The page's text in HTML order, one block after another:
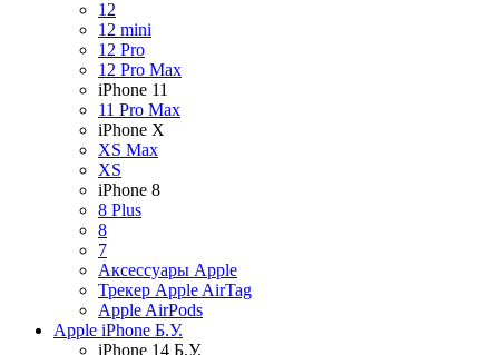
12
12 mini
12 Pro
12 Pro Max
iPhone 11
11 Pro Max
iPhone X
XS Max
XS
iPhone 8
8 Plus
8
7
Аксессуары Apple
Трекер Apple AirTag
Apple AirPods
Apple iPhone Б.У.
iPhone 14 Б.У.